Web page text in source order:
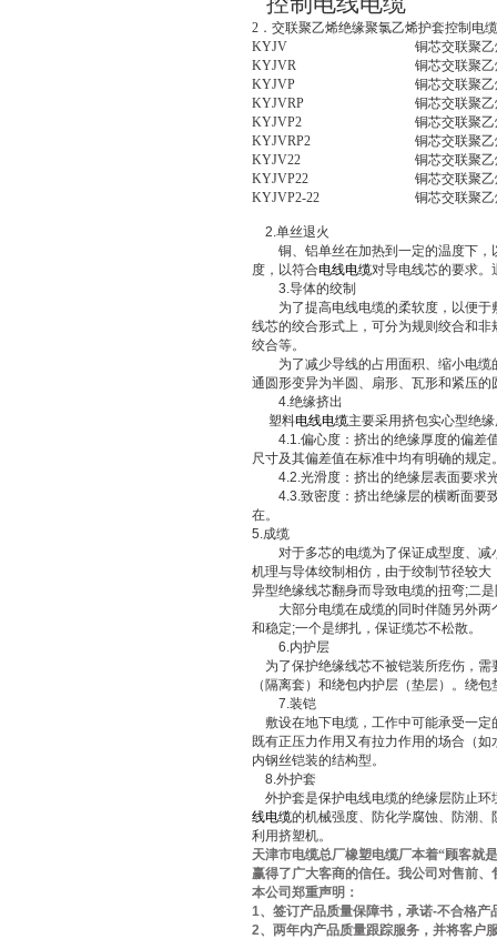
2 ．交联聚乙烯绝缘聚氯乙烯护套控制电缆
KYJV
铜芯交联聚
KYJVR
铜芯交联聚
KYJVP
铜芯交联聚
KYJVRP
铜芯交联聚
KYJVP2
铜芯交联聚
KYJVRP2
铜芯交联聚
KYJV22
铜芯交联聚
KYJVP22
铜芯交联聚
KYJVP2-22
铜芯交联聚
2.单丝退火
铜、铝单丝在加热到一定的温度下，
度，以符合电线电缆对导电线芯的要求。
3.导体的绞制
为了提高电线电缆的柔软度，以便于
线芯的绞合形式上，可分为规则绞合和
绞合等。
为了减少导线的占用面积、缩小电缆
通圆形变异为半圆、扇形、瓦形和紧压
4.绝缘挤出
塑料电线电缆主要采用挤包实心型绝
4.1.偏心度：挤出的绝缘厚度的偏差
尺寸及其偏差值在标准中均有明确的规定
4.2.光滑度：挤出的绝缘层表面要求
4.3.致密度：挤出绝缘层的横断面要
在。
5.成缆
对于多芯的电缆为了保证成型度、减
机理与导体绞制相仿，由于绞制节径较
异型绝缘线芯翻身而导致电缆的扭弯;二
大部分电缆在成缆的同时伴随另外两
和稳定;一个是绑扎，保证缆芯不松散。
6.内护层
为了保护绝缘线芯不被铠装所疙伤，
（隔离套）和绕包内护层（垫层）。绕
7.装铠
敷设在地下电缆，工作中可能承受一
既有正压力作用又有拉力作用的场合（
内钢丝铠装的结构型。
8.外护套
外护套是保护电线电缆的绝缘层防止
线电缆的机械强度、防化学腐蚀、防潮
利用挤塑机。
天津市电缆总厂橡塑电缆厂本着“顾客就
赢得了广大客商的信任。我公司对售前
本公司郑重声明：
1、签订产品质量保障书，承诺-不合格产
2、两年内产品质量跟踪服务，并将客户